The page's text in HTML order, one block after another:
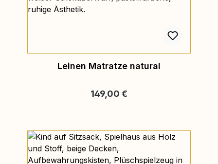
Leinen Matratze natural
Regulärer Preis:
149,00 €